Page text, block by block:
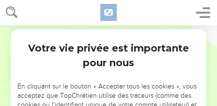
NE MANQUEZ PAS L’ÉVÉNEMENT
DE L’ANNÉE !
Votre vie privée est importante
pour nous
En cliquant sur le bouton « Accepter tous les cookies », vous
acceptez que TopChrétien utilise des traceurs (comme des